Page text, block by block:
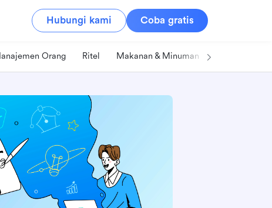
Hubungi kami Coba gratis
Orang Ritel Makanan & Minuman